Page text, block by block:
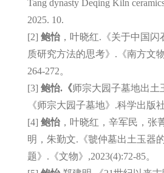
Tang dynasty Deqing Kiln
2025. 10.
[2] 鲍怡，叶晓红.《关于中国闪
质研究方法的思考》.《南方文
264-272。
[3] 鲍怡.《师宗大园子墓地出土
《师宗大园子墓地》.科学出版社
[4] 鲍怡，叶晓红，辛军民，张
明，朱勤文.《虢仲墓出土玉器
题》.《文物》,2023(4):72-85。